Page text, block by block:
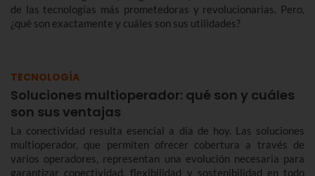
de las tecnologías más prometedoras y revolucionarias. Pero,
¿qué son exactamente y cuáles son sus utilidades?
TECNOLOGÍA
Soluciones multioperador: qué son y cuáles
son sus ventajas
La conectividad resulta esencial a día de hoy. Las soluciones
multioperador, que permiten ofrecer cobertura a través de
varios operadores, representan una evolución necesaria para
garantizar conectividad, flexibilidad y sostenibilidad en todo